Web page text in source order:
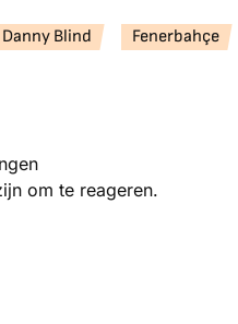
Danny Blind Fenerbahçe
om te reageren.